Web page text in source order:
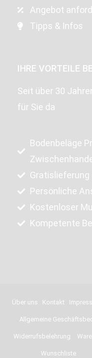
Angebot
Tipps & Infos
IHRE VORTEILE
Seit über 30
für Sie da
Bodenbeläge
Gratislieferung
Persönliche
Kostenloser
Kompetente
Über uns Kontakt
Allgemeine
Widerrufsbelehrung
Wunschliste